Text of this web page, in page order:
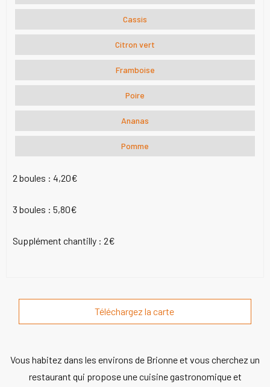
Cassis
Citron vert
Framboise
Poire
Ananas
Pomme
2 boules : 4,20€
3 boules : 5,80€
Supplément chantilly : 2€
Téléchargez la carte
Vous habitez dans les environs de Brionne et vous cherchez un
restaurant qui propose une cuisine gastronomique et